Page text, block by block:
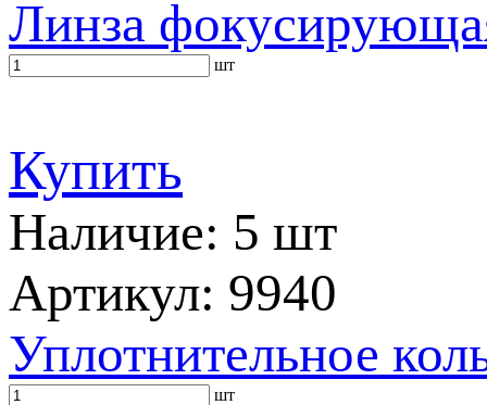
Линза
шт
Купить
Наличие: 5 шт
Артикул: 9940
Уплотнительное
шт